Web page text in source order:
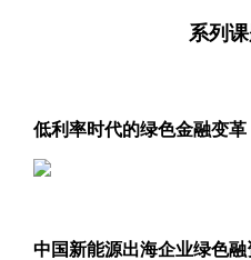
系列
低利率时代的绿色金融变革
中国新能源出海企业绿色